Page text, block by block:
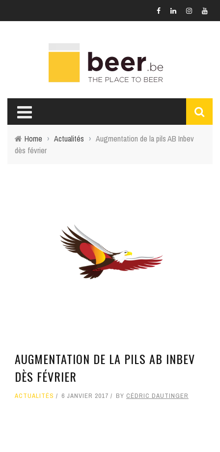
Home › Actualités › Augmentation de la pils AB Inbev
dès février
AUGMENTATION DE LA PILS AB INBEV
DÈS FÉVRIER
ACTUALITÉS 6 JANVIER 2017 BY CÉDRIC DAUTINGER